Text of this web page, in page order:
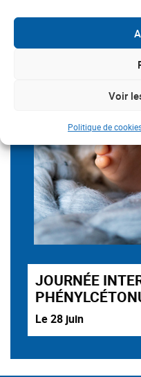
Voir
Politique de
JOURNÉE
Le 28 juin